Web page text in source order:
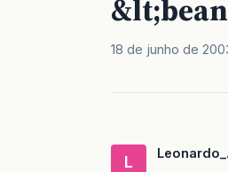
18 de junho de
L